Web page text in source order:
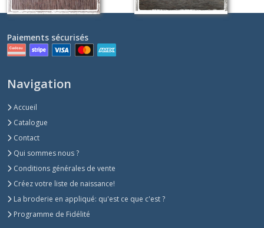
Paiements sécurisés
Navigation
Accueil
Catalogue
Contact
Qui sommes nous ?
Conditions générales de vente
Créez votre liste de naissance!
La broderie en appliqué: qu'est ce que c'est ?
Programme de Fidélité